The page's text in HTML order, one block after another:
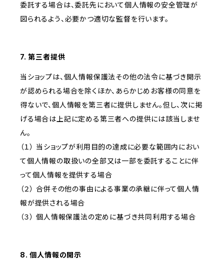
委託する場合は、委託先において個人情報の安全管理が
図られるよう、必要かつ適切な監督を行います。
7. 第三者提供
当ショップは、個人情報保護法その他の法令に基づき開示
が認められる場合を除くほか、あらかじめお客様の同意を
得ないで、個人情報を第三者に提供しません。但し、次に掲
げる場合は上記に定める第三者への提供には該当しませ
ん。
（１） 当ショップが利用目的の達成に必要な範囲内におい
て個人情報の取扱いの全部又は一部を委託することに伴
って個人情報を提供する場合
（２） 合併その他の事由による事業の承継に伴って個人情
報が提供される場合
（３） 個人情報保護法の定めに基づき共同利用する場合
8. 個人情報の開示